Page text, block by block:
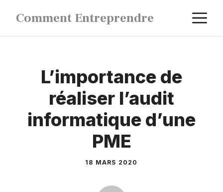
contenu
Comment Entreprendre
L’importance de
réaliser l’audit
informatique d’une
PME
18 MARS 2020